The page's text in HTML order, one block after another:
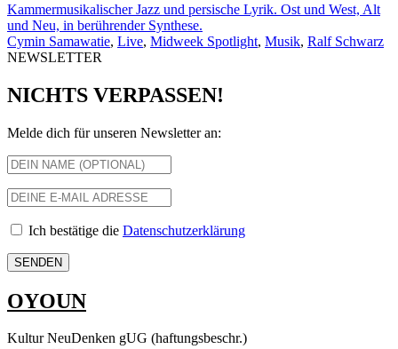
Kammermusikalischer Jazz und persische Lyrik. Ost und West, Alt
und Neu, in berührender Synthese.
Cymin Samawatie, Live, Midweek Spotlight, Musik, Ralf Schwarz
NEWSLETTER
NICHTS VERPASSEN!
Melde dich für unseren Newsletter an:
Ich bestätige die Datenschutzerklärung
OYOUN
Kultur NeuDenken gUG (haftungsbeschr.)